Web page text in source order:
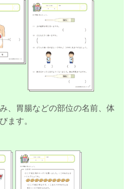
、胃腸などの部位の名前、体
ます。